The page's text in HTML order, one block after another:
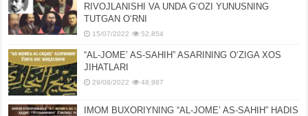
RIVOJLANISHI VA UNDA GʻOZI YUNUSNING
TUTGAN OʻRNI
15/07/2022 52,854
“AL-JOMEʼ AS-SAHIH” ASARINING OʻZIGA XOS
JIHATLARI
29/08/2022 48,987
IMOM BUXORIYNING “AL-JOMEʼ AS-SAHIH” HADIS